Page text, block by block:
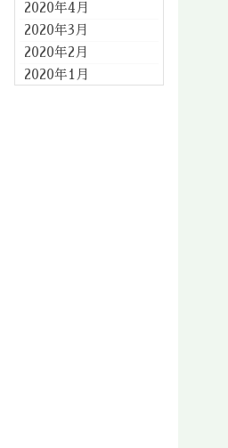
2020年4月
2020年3月
2020年2月
2020年1月